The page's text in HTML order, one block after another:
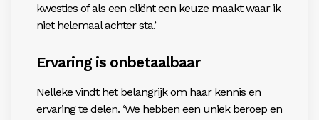
kwesties of als een cliënt een keuze maakt waar ik
niet helemaal achter sta.’
Ervaring is onbetaalbaar
Nelleke vindt het belangrijk om haar kennis en
ervaring te delen. ‘We hebben een uniek beroep en